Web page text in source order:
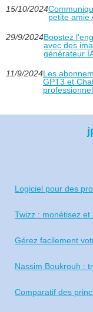
15/10/2024
petite amie
29/9/2024Boostez
avec des
générateur
11/9/2024Les
GPT3 et
Logiciel pour des
Twizz : monétisez et...
Gérez facilement
Nassim Boukrouh :
Comparatif des